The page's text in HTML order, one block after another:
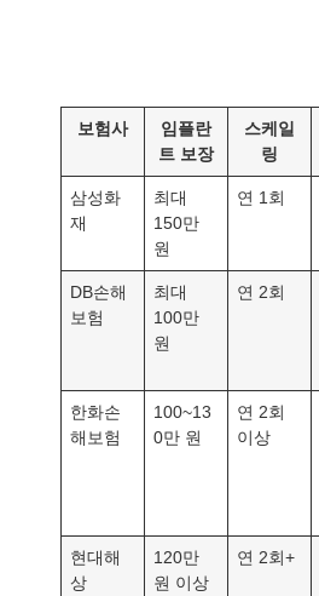
보험사
임플란
트 보장
스케일
링
삼성화
재
최대
150만
원
연 1회
DB손해
보험
최대
100만
원
연 2회
한화손
해보험
100~13
0만 원
연 2회
이상
현대해
상
120만
원 이상
연 2회+